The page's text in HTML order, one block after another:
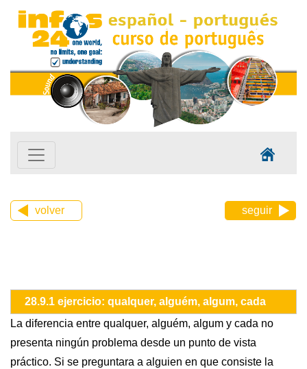
volver seguir
28.9.1 ejercicio: qualquer, alguém, algum, cada
La diferencia entre qualquer, alguém, algum y cada no
presenta ningún problema desde un punto de vista
práctico. Si se preguntara a alguien en que consiste la